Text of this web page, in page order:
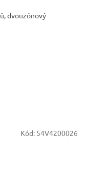
dvouzónový
Kód: 54V4200026